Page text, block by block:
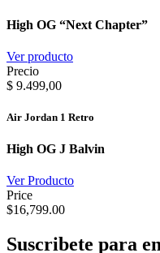
High OG “Next Chapter”
Ver producto
Precio
$ 9.499,00
Air Jordan 1 Retro
High OG J Balvin
Ver Producto
Price
$16,799.00
Suscribete para